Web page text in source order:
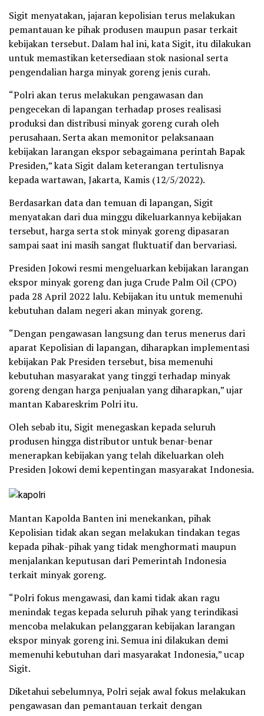
Sigit menyatakan, jajaran kepolisian terus melakukan
pemantauan ke pihak produsen maupun pasar terkait
kebijakan tersebut. Dalam hal ini, kata Sigit, itu dilakukan
untuk memastikan ketersediaan stok nasional serta
pengendalian harga minyak goreng jenis curah.
“Polri akan terus melakukan pengawasan dan
pengecekan di lapangan terhadap proses realisasi
produksi dan distribusi minyak goreng curah oleh
perusahaan. Serta akan memonitor pelaksanaan
kebijakan larangan ekspor sebagaimana perintah Bapak
Presiden,” kata Sigit dalam keterangan tertulisnya
kepada wartawan, Jakarta, Kamis (12/5/2022).
Berdasarkan data dan temuan di lapangan, Sigit
menyatakan dari dua minggu dikeluarkannya kebijakan
tersebut, harga serta stok minyak goreng dipasaran
sampai saat ini masih sangat fluktuatif dan bervariasi.
Presiden Jokowi resmi mengeluarkan kebijakan larangan
ekspor minyak goreng dan juga Crude Palm Oil (CPO)
pada 28 April 2022 lalu. Kebijakan itu untuk memenuhi
kebutuhan dalam negeri akan minyak goreng.
“Dengan pengawasan langsung dan terus menerus dari
aparat Kepolisian di lapangan, diharapkan implementasi
kebijakan Pak Presiden tersebut, bisa memenuhi
kebutuhan masyarakat yang tinggi terhadap minyak
goreng dengan harga penjualan yang diharapkan,” ujar
mantan Kabareskrim Polri itu.
Oleh sebab itu, Sigit menegaskan kepada seluruh
produsen hingga distributor untuk benar-benar
menerapkan kebijakan yang telah dikeluarkan oleh
Presiden Jokowi demi kepentingan masyarakat Indonesia.
Mantan Kapolda Banten ini menekankan, pihak
Kepolisian tidak akan segan melakukan tindakan tegas
kepada pihak-pihak yang tidak menghormati maupun
menjalankan keputusan dari Pemerintah Indonesia
terkait minyak goreng.
“Polri fokus mengawasi, dan kami tidak akan ragu
menindak tegas kepada seluruh pihak yang terindikasi
mencoba melakukan pelanggaran kebijakan larangan
ekspor minyak goreng ini. Semua ini dilakukan demi
memenuhi kebutuhan dari masyarakat Indonesia,” ucap
Sigit.
Diketahui sebelumnya, Polri sejak awal fokus melakukan
pengawasan dan pemantauan terkait dengan